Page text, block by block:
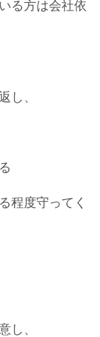
る方は会社依
し、
程度守ってく
し、